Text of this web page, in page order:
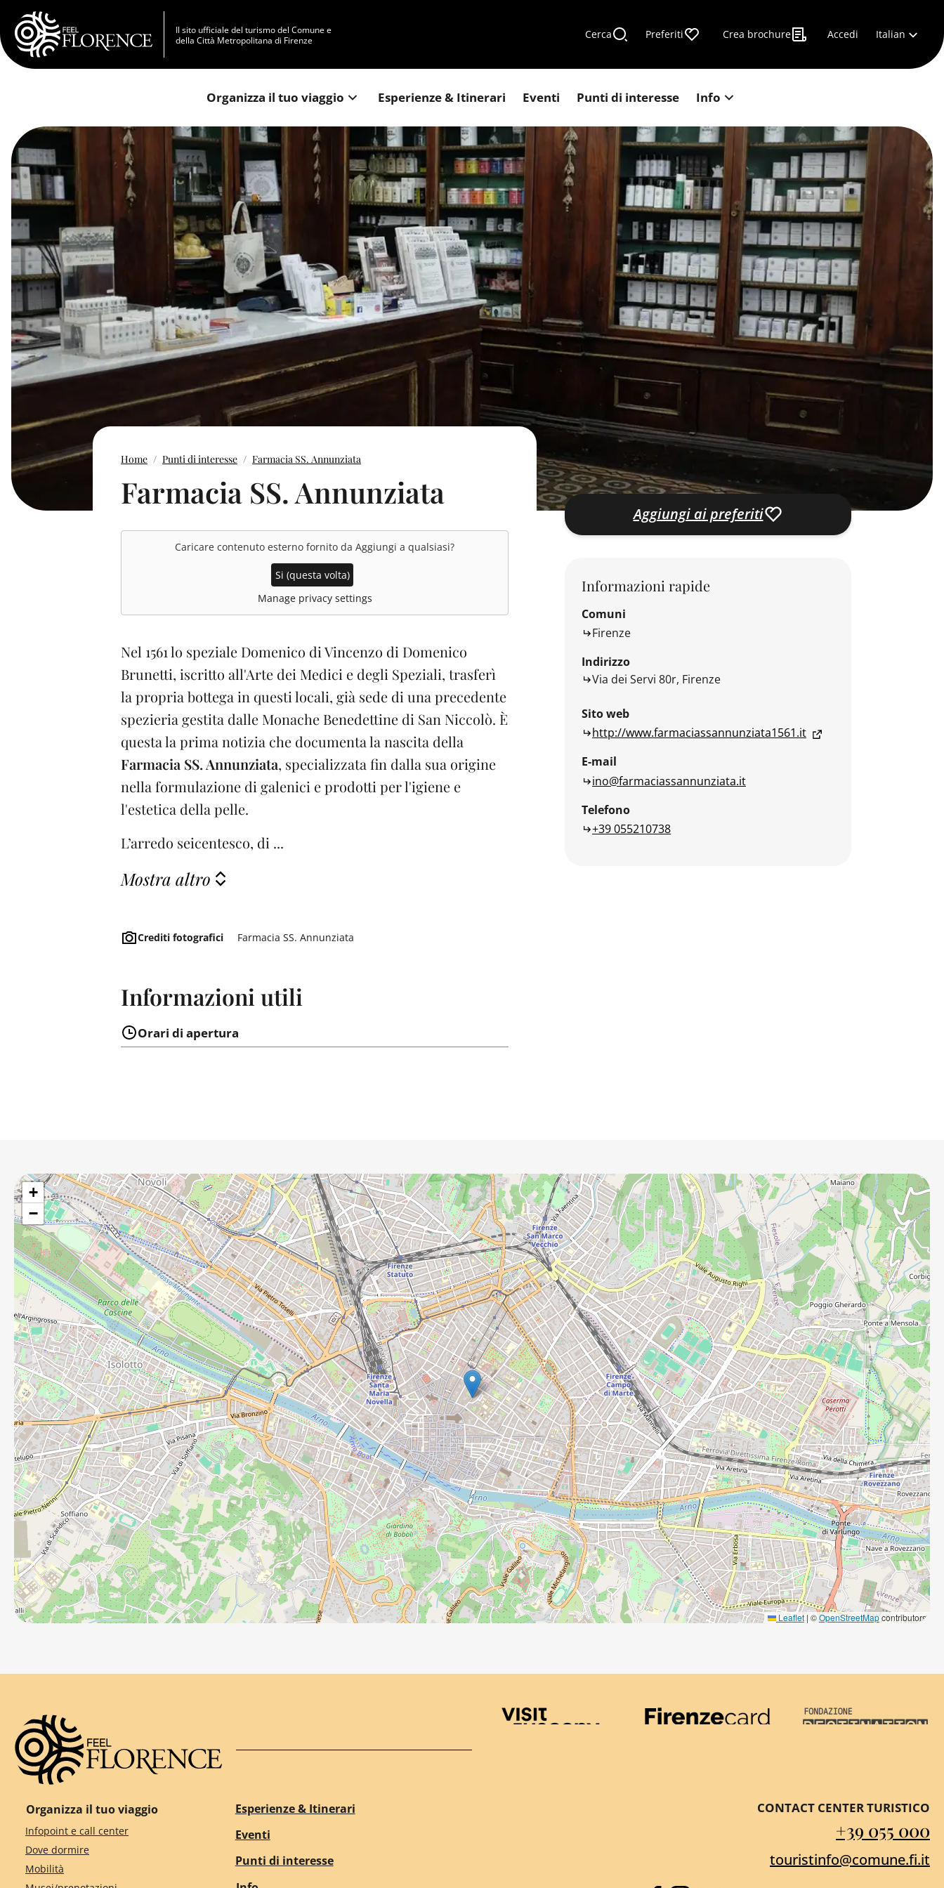
Salta al contenuto principale
Il sito ufficiale del turismo del Comune e
della Città Metropolitana di Firenze
Cerca Preferiti Crea brochure Accedi Italian
Organizza il tuo viaggio Esperienze & Itinerari Eventi Punti di interesse Info
Home Punti di interesse Farmacia SS. Annunziata
Farmacia SS. Annunziata
Caricare contenuto esterno fornito da Aggiungi a qualsiasi?
Si (questa volta)
Manage privacy settings
Nel 1561 lo speziale Domenico di Vincenzo di Domenico
Brunetti, iscritto all'Arte dei Medici e degli Speziali, trasferì
la propria bottega in questi locali, già sede di una precedente
spezieria gestita dalle Monache Benedettine di San Niccolò. È
questa la prima notizia che documenta la nascita della
Farmacia SS. Annunziata, specializzata fin dalla sua origine
nella formulazione di galenici e prodotti per l'igiene e
l'estetica della pelle.
L’arredo seicentesco, di ...
Mostra altro
Crediti fotografici Farmacia SS. Annunziata
Informazioni utili
Orari di apertura
Aggiungi ai preferiti
Informazioni rapide
Comuni
Firenze
Indirizzo
Via dei Servi 80r, Firenze
Sito web
http://www.farmaciassannunziata1561.it
E-mail
ino@farmaciassannunziata.it
Telefono
+39 055210738
+
−
Leaflet | ©OpenStreetMapcontributors
Visit Tuscany Firenze Card Destination
Organizza il tuo viaggio
Infopoint e call center
Dove dormire
Mobilità
Esperienze & Itinerari
Eventi
Punti di interesse
CONTACT CENTER TURISTICO
+39 055 000
touristinfo@comune.fi.it